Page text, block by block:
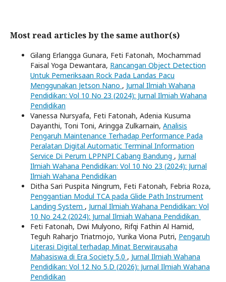
Most read articles by the same author(s)
Gilang Erlangga Gunara, Feti Fatonah, Mochammad
Faisal Yoga Dewantara, Rancangan Object Detection
Untuk Pemeriksaan Rock Pada Landas Pacu
Menggunakan Jetson Nano , Jurnal Ilmiah Wahana
Pendidikan: Vol 10 No 23 (2024): Jurnal Ilmiah Wahana
Pendidikan
Vanessa Nursyafa, Feti Fatonah, Adenia Kusuma
Dayanthi, Toni Toni, Aringga Zulkarnain, Analisis
Pengaruh Maintenance Terhadap Performance Pada
Peralatan Digital Automatic Terminal Information
Service Di Perum LPPNPI Cabang Bandung , Jurnal
Ilmiah Wahana Pendidikan: Vol 10 No 23 (2024): Jurnal
Ilmiah Wahana Pendidikan
Ditha Sari Puspita Ningrum, Feti Fatonah, Febria Roza,
Penggantian Modul TCA pada Glide Path Instrument
Landing System , Jurnal Ilmiah Wahana Pendidikan: Vol
10 No 24.2 (2024): Jurnal Ilmiah Wahana Pendidikan
Feti Fatonah, Dwi Mulyono, Rifqi Fathin Al Hamid,
Teguh Raharjo Triatmojo, Yurika Viona Putri, Pengaruh
Literasi Digital terhadap Minat Berwirausaha
Mahasiswa di Era Society 5.0 , Jurnal Ilmiah Wahana
Pendidikan: Vol 12 No 5.D (2026): Jurnal Ilmiah Wahana
Pendidikan